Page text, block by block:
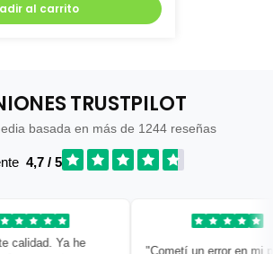
al carrito
TRUSTPILOT
basada en más de 1244 reseñas
4,7 / 5
Ya he
"Cometí un error en mi